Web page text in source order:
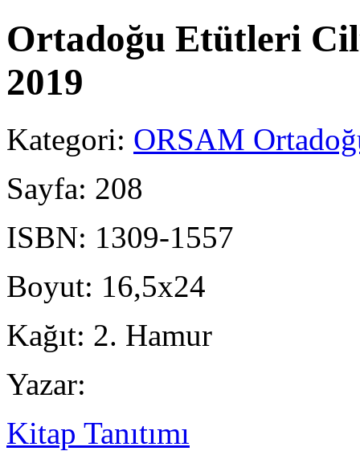
Ortadoğu Etütleri
2019
Kategori: ORSAM
Sayfa: 208
ISBN: 1309-1557
Boyut: 16,5x24
Kağıt: 2. Hamur
Yazar:
Kitap Tanıtımı